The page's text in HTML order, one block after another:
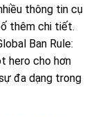
thông tin cụ
thêm chi tiết.
Ban Rule:
hero cho hơn
đa dạng trong